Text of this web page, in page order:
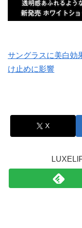
サングラスに美白効
け止めに影響
X